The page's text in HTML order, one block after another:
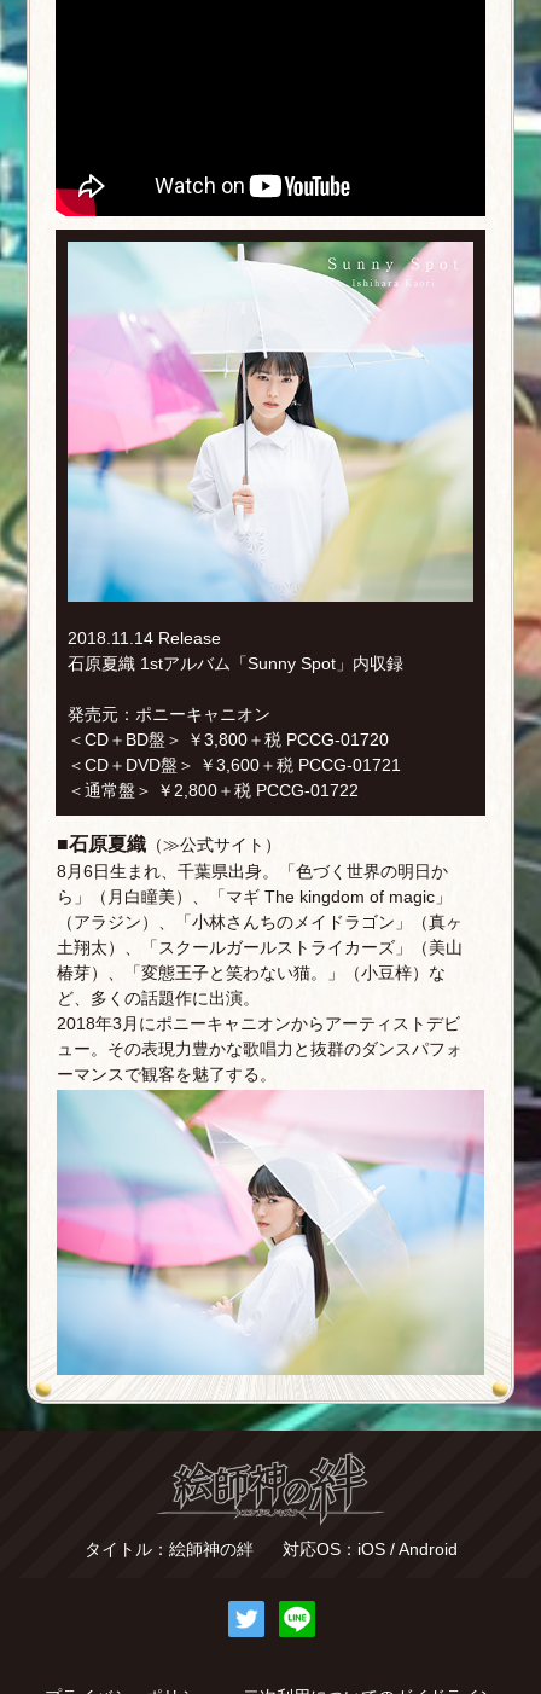
2018.11.14 Release
石原夏織 1stアルバム「Sunny Spot」内収録
発売元：ポニーキャニオン
＜CD＋BD盤＞ ￥3,800＋税 PCCG-01720
＜CD＋DVD盤＞ ￥3,600＋税 PCCG-01721
＜通常盤＞ ￥2,800＋税 PCCG-01722
■石原夏織（≫公式サイト ）
8月6日生まれ、千葉県出身。「色づく世界の明日か
ら」（月白瞳美）、「マギ The kingdom of magic」
（アラジン）、「小林さんちのメイドラゴン」（真ヶ
土翔太）、「スクールガールストライカーズ」（美山
椿芽）、「変態王子と笑わない猫。」（小豆梓）な
ど、多くの話題作に出演。
2018年3月にポニーキャニオンからアーティストデビ
ュー。その表現力豊かな歌唱力と抜群のダンスパフォ
ーマンスで観客を魅了する。
タイトル：絵師神の絆 対応OS：iOS / Android